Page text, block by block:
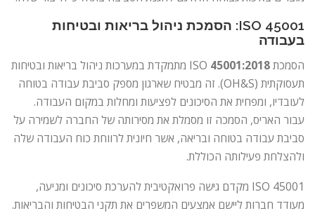
ISO 45001: הסמכת ניהול בריאות ובטיחות
בעבודה
הסמכת ISO45001:2018
מתמקדת במערכות ניהול בריאות ובטיחות
תעסוקתית (OH&S). זה מבטיח שארגון מספק סביבת עבודה בטוחה
לעובדיו, ומפחית את הסיכונים לפציעות ומחלות במקום העבודה.
עבור האריס, הסמכה זו מסמלת את מסירותה של החברה לשמירה על
סביבת עבודה בטוחה ובריאה, אשר חיונית לרווחת כוח העבודה שלה
ולהצלחת פעילותה הכוללת.
ISO 45001 מקדם גישה פרואקטיבית להערכת סיכונים ומניעה,
מעודד חברות ליישם אמצעים המשפרים את תקני הבטיחות והבריאות.